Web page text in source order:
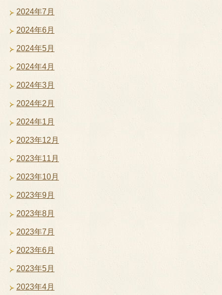
2024年7月
2024年6月
2024年5月
2024年4月
2024年3月
2024年2月
2024年1月
2023年12月
2023年11月
2023年10月
2023年9月
2023年8月
2023年7月
2023年6月
2023年5月
2023年4月